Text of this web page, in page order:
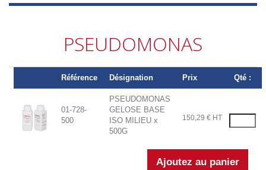
PSEUDOMONAS
Référence Désignation Prix Qté :
01-728-
500
PSEUDOMONAS
GELOSE BASE
ISO MILIEU x
500G
150,29 € HT